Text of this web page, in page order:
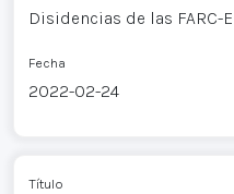
Disidencias de las FARC-
Fecha
2022-02-24
Título